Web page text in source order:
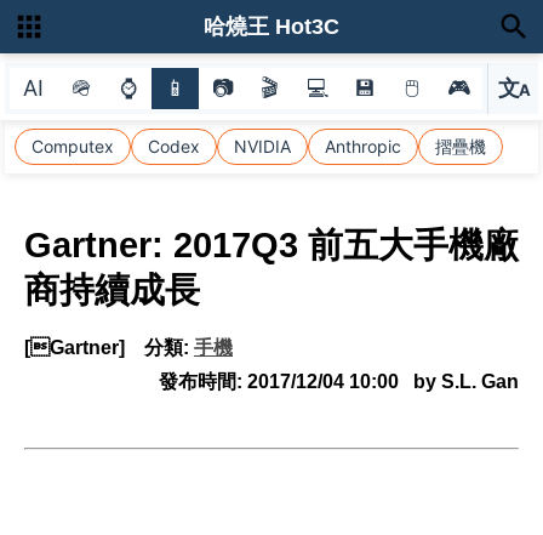
AI 🪖 ⌚ 📱 📷 🎬 💻 💾 🖱 🎮 文A
選
Computex Codex NVIDIA Anthropic 摺疊機
哈燒王 Hot3C
Gartner: 2017Q3 前五大手機廠
商持續成長
[Gartner] 分類: 手機
發布時間: 2017/12/04 10:00 by S.L. Gan